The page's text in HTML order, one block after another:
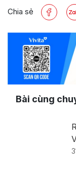
Chia sẻ
Bài cùng